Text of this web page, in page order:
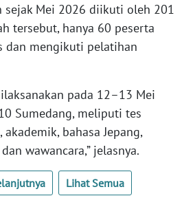
sejak Mei 2026 diikuti oleh 201
tersebut, hanya 60 peserta
dan mengikuti pelatihan
pada 12–13 Mei
Sumedang, meliputi tes
bahasa Jepang,
wawancara,” jelasnya.
Lihat Semua